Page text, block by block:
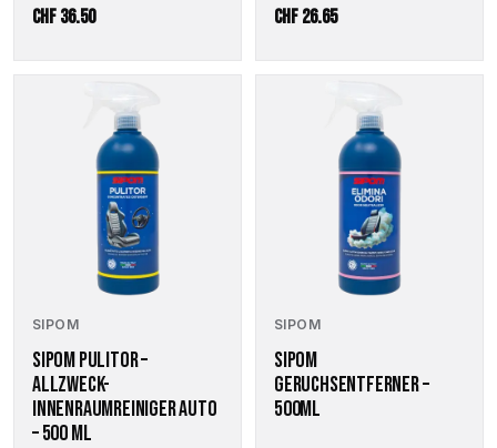
CHF36.50 CHF26.65
SIPOM
SIPOM PULITOR –
ALLZWECK-
INNENRAUMREINIGER AUTO
– 500 ML
SIPOM
SIPOM
GERUCHSENTFERNER –
500ML